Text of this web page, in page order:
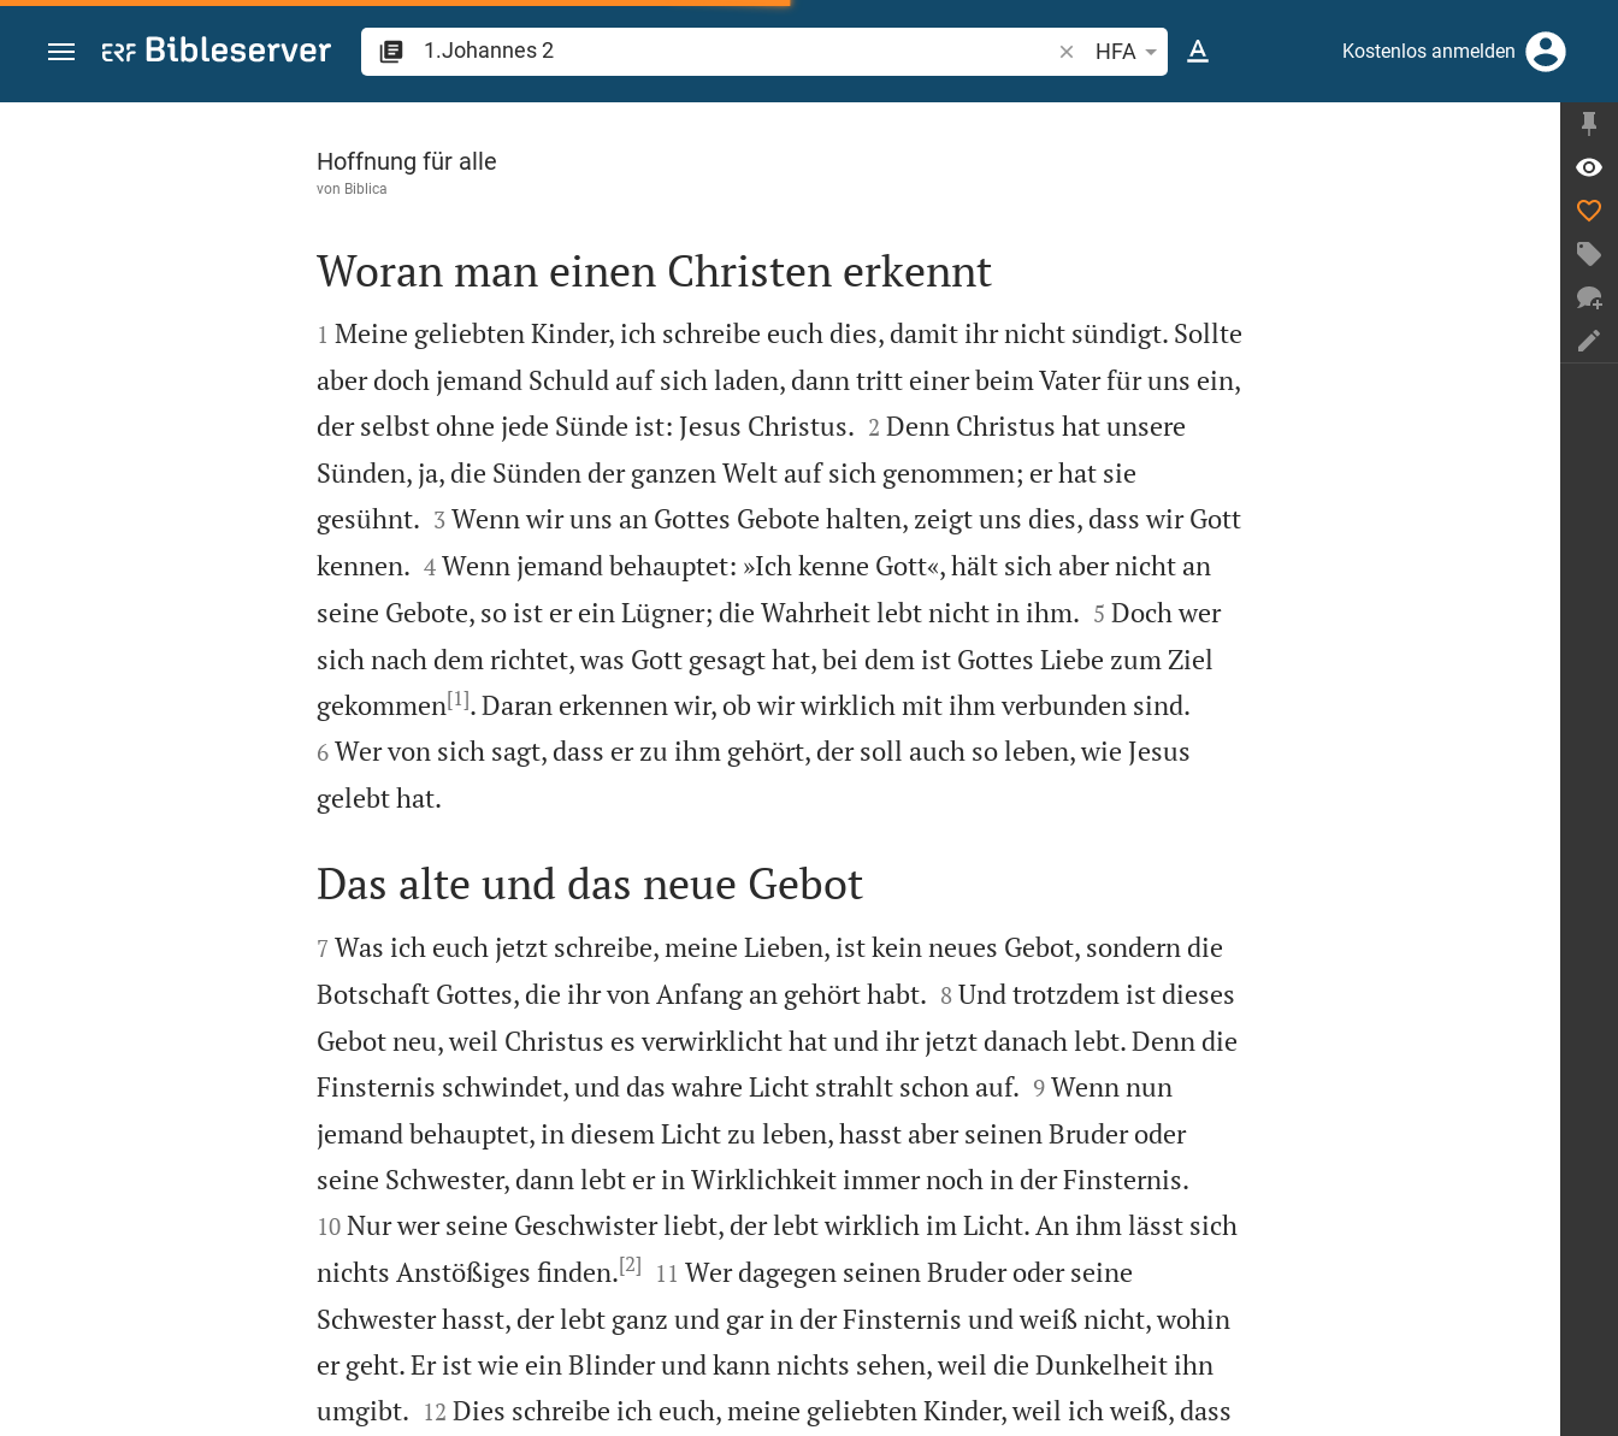
Zum Inhalt springen
Bibelstelle oder Begriff suchen
HFA Kostenlos anmelden
1.Johannes 2
Hoffnung für alle
von Biblica

Woran man einen Christen erkennt

1 Meine geliebten Kinder, ich schreibe euch dies, damit ihr nicht sündigt. Sollte
aber doch jemand Schuld auf sich laden, dann tritt einer beim Vater für uns ein,
der selbst ohne jede Sünde ist: Jesus Christus.
2 Denn Christus hat unsere
Sünden, ja, die Sünden der ganzen Welt auf sich genommen; er hat sie
gesühnt.
3 Wenn wir uns an Gottes Gebote halten, zeigt uns dies, dass wir Gott
kennen.
4 Wenn jemand behauptet: »Ich kenne Gott«, hält sich aber nicht an
seine Gebote, so ist er ein Lügner; die Wahrheit lebt nicht in ihm.
5 Doch wer
sich nach dem richtet, was Gott gesagt hat, bei dem ist Gottes Liebe zum Ziel
gekommen[1]. Daran erkennen wir, ob wir wirklich mit ihm verbunden sind.
6 Wer von sich sagt, dass er zu ihm gehört, der soll auch so leben, wie Jesus
gelebt hat.

Das alte und das neue Gebot

7 Was ich euch jetzt schreibe, meine Lieben, ist kein neues Gebot, sondern die
Botschaft Gottes, die ihr von Anfang an gehört habt.
8 Und trotzdem ist dieses
Gebot neu, weil Christus es verwirklicht hat und ihr jetzt danach lebt. Denn die
Finsternis schwindet, und das wahre Licht strahlt schon auf.
9 Wenn nun
jemand behauptet, in diesem Licht zu leben, hasst aber seinen Bruder oder
seine Schwester, dann lebt er in Wirklichkeit immer noch in der Finsternis.
10 Nur wer seine Geschwister liebt, der lebt wirklich im Licht. An ihm lässt sich
nichts Anstößiges finden.[2]
11 Wer dagegen seinen Bruder oder seine
Schwester hasst, der lebt ganz und gar in der Finsternis und weiß nicht, wohin
er geht. Er ist wie ein Blinder und kann nichts sehen, weil die Dunkelheit ihn
umgibt.
12 Dies schreibe ich euch, meine geliebten Kinder, weil ich weiß, dass